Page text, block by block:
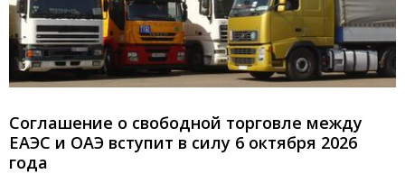
Соглашение о свободной торговле между
ЕАЭС и ОАЭ вступит в силу 6 октября 2026
года